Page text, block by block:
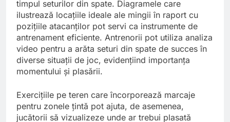
timpul seturilor din spate. Diagramele care
ilustrează locațiile ideale ale mingii în raport cu
pozițiile atacanților pot servi ca instrumente de
antrenament eficiente. Antrenorii pot utiliza analiza
video pentru a arăta seturi din spate de succes în
diverse situații de joc, evidențiind importanța
momentului și plasării.
Exercițiile pe teren care încorporează marcaje
pentru zonele țintă pot ajuta, de asemenea,
jucătorii să vizualizeze unde ar trebui plasată